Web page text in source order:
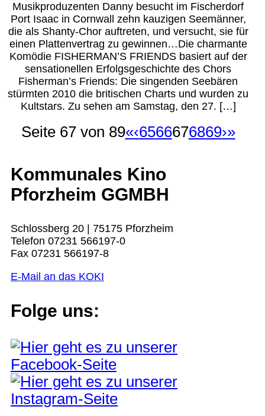
Musikproduzenten Danny besucht im Fischerdorf
Port Isaac in Cornwall zehn kauzigen Seemänner,
die als Shanty-Chor auftreten, und versucht, sie für
einen Plattenvertrag zu gewinnen…Die charmante
Komödie FISHERMAN’S FRIENDS basiert auf der
sensationellen Erfolgsgeschichte des Chors
Fisherman’s Friends: Die singenden Seebären
stürmten 2010 die britischen Charts und wurden zu
Kultstars. Zu sehen am Samstag, den 27. […]
Seite 67 von 89«‹6566676869›»
Kommunales Kino
Pforzheim GGMBH
Schlossberg 20 | 75175 Pforzheim
Telefon 07231 566197-0
Fax 07231 566197-8
E-Mail an das KOKI
Folge uns: